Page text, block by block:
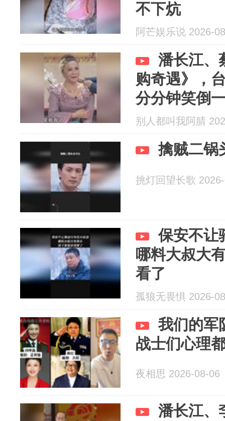
不下炕
阿芒娱乐说 2026-
潘长江、
购奇遇》，
分分钟笑倒
别人都叫我阿腈
擒贼二锅
挑灯回望长歌
保安不让
哪料大叔大
看了
孤狼无畏惧 2026-
我们的军
战士们心理
夜相思 2026-08-06
潘长江、